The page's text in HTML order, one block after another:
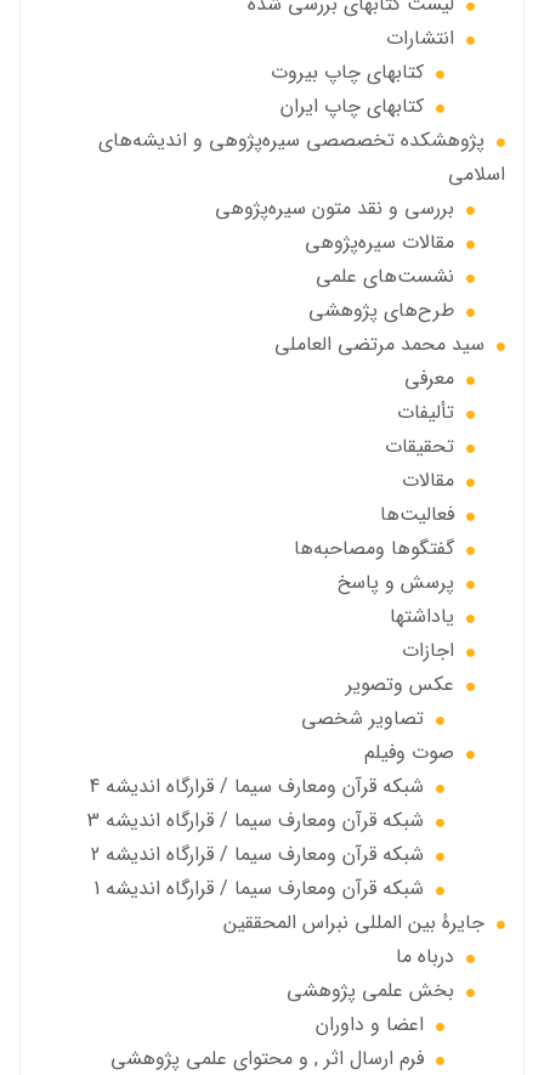
انتشارات
كتابهاي چاپ بيروت
كتابهاي چاپ ايران
پژوهشكده تخصصصى سیره‌پژوهی و اندیشه‌های
اسلامی
بررسی و نقد متون سیره‌پژوهی
مقالات سيره‌پژوهى
نشست‌های علمی
طرح‌های پژوهشی
سید محمد مرتضی العاملی
معرفی
تألیفات
تحقیقات
مقالات
فعالیت‌ها
گفتگوها ومصاحبه‌ها
پرسش و پاسخ
یاداشتها
اجازات
عكس وتصوير
تصاوير شخصى
صوت وفیلم
شبكه قرآن ومعارف سيما / قرارگاه انديشه 4
شبكه قرآن ومعارف سيما / قرارگاه انديشه 3
شبكه قرآن ومعارف سيما / قرارگاه انديشه 2
شبكه قرآن ومعارف سيما / قرارگاه انديشه 1
جايرهٔ بین المللی نبراس المحققین
درباه ما
بخش علمی پژوهشی
اعضا و داوران
فرم ارسال اثر , و محتوای علمی پژوهشی